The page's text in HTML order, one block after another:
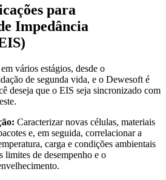
para
Impedância
vários estágios, desde o
de segunda vida, e o Dewesoft é
deseja que o EIS seja sincronizado com
Caracterizar novas células, materiais
e, em seguida, correlacionar a
carga e condições ambientais
limites de desempenho e o